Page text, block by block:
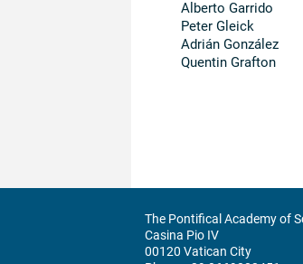
Alberto Garrido
Peter Gleick
Adrián González
Quentin Grafton
The Pontifical Academy of
Casina Pio IV
00120 Vatican City